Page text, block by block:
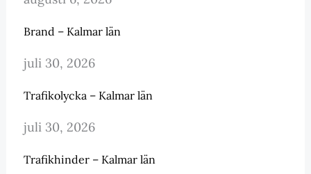
Brand – Kalmar län
juli 30, 2026
Trafikolycka – Kalmar län
juli 30, 2026
Trafikhinder – Kalmar län